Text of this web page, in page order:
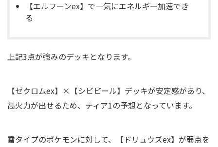
【エルフーンex】で一気にエネルギー加速でき
る
上記3点が強みのデッキとなります。
【ゼクロムex】×【シビビール】デッキが安定感があり、
高火力が出せるため、ティア1の予想となっています。
雷タイプのポケモンに対して、【ドリュウズex】が弱点を